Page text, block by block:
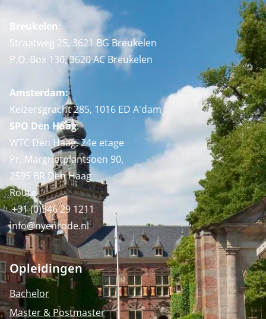
Breukelen:
Straatweg 25, 3621 BG Breukelen
P.O. Box 130, 3620 AC Breukelen
Amsterdam:
Keizersgracht 285, 1016 ED A'dam
SPO Den Haag:
WTC Den Haag, 24e etage
Pr. Margrietplantsoen 90,
2595 BR Den Haag
Route
+31 (0)346 29 1211
info@nyenrode.nl
Opleidingen
Bachelor
Master & Postmaster